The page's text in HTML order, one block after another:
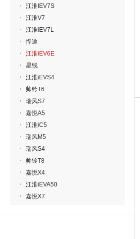
江淮IEV7S
江淮V7
江淮iEV7L
悍途
江淮iEV6E
星锐
江淮iEVS4
帅铃T6
瑞风S7
嘉悦A5
江淮iC5
瑞风M5
瑞风S4
帅铃T8
嘉悦X4
江淮iEVA50
嘉悦X7